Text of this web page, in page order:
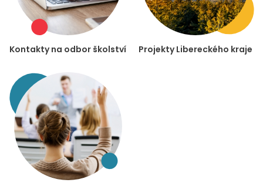
Kontakty na odbor školství Projekty Libereckého kraje